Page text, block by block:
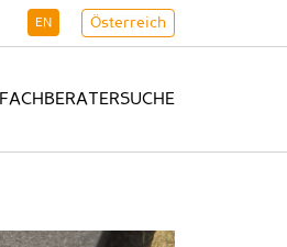
EN Österreich
FACHBERATERSUCHE